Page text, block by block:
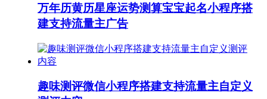
万年历黄历星座运势测算宝宝起名小程序搭
建支持流量主广告
趣味测评微信小程序搭建支持流量主自定义